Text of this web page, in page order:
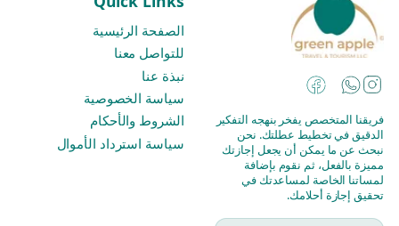
Instagram
WhatsApp
Facebook
فريقنا المتخصص يفخر بنهجه التفكير
الدقيق في تخطيط عطلتك. نحن
نبحث عن ما يمكن أن يجعل إجازتك
مميزة بالفعل، ثم نقوم بإضافة
لمساتنا الخاصة لمساعدتك في
تحقيق إجازة أحلامك.
الصفحة الرئيسية
للتواصل معنا
نبذة عنا
سياسة الخصوصية
الشروط والأحكام
سياسة استرداد الأموال